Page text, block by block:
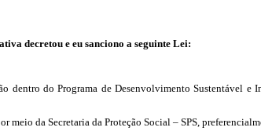
decretou e eu sanciono a seguinte Lei:
do Programa de Desenvolvimento Sustentável e
da Secretaria da Proteção Social – SPS,